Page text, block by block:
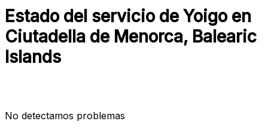
Estado del servicio de Yoigo en
Ciutadella de Menorca, Balearic
Islands
No detectamos problemas